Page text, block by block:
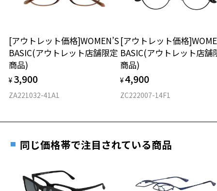
仕上がり寸法
D 仕上がりの横幅：約140mm
E 仕上がりの縦幅：約37mm
17.2g
※着脱式サングラス：デモレンズ、アタッチメント込みの重さ
安心2 視力測定無料
視力の変化を早めに発見するために、定期的な視
力測定をおすすめいたします。
安心3 かかり具合調整無料
す。
オンラインストアでフレームのみ購入して、
実店舗で度付きにできます
ご購入時に「レンズ交換券」をお選びいただくと、実店舗で
度数を測定のうえ、度付きレンズ（標準セットレンズ）へ無
料交換いただけます。
実店舗で度数を測定いただけます
お近くのZoff実店舗にて度数を測定いただけます（無料）。
その際は記入用紙をダウンロードしてお使いください。
[アウトレット価格]WOMEN’S
BASIC(アウトレット店舗限定
商品)
¥ 3,900
ZA221032-41A1
[アウトレット価格
BASIC(アウトレット店舗
商品)
¥4,900
ZC222007-14F1
同じ価格帯で注目されている商品